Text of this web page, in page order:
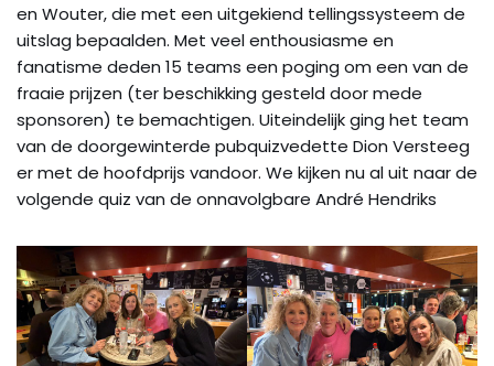
en Wouter, die met een uitgekiend tellingssysteem de
uitslag bepaalden. Met veel enthousiasme en
fanatisme deden 15 teams een poging om een van de
fraaie prijzen (ter beschikking gesteld door mede
sponsoren) te bemachtigen. Uiteindelijk ging het team
van de doorgewinterde pubquizvedette Dion Versteeg
er met de hoofdprijs vandoor. We kijken nu al uit naar de
volgende quiz van de onnavolgbare André Hendriks